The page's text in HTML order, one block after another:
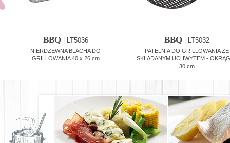
BBQ LT5036
NIERDZEWNA BLACHA DO
GRILLOWANIA 40 x 26 cm
BBQ LT5032
PATELNIA DO GRILLOWANIA ZE
SKŁADANYM UCHWYTEM -
30 cm